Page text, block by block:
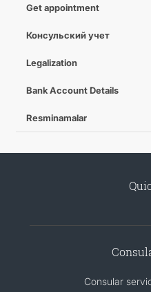
Get appointment
Консульский учет
Legalization
Bank Account Details
Resminamalar
Consular